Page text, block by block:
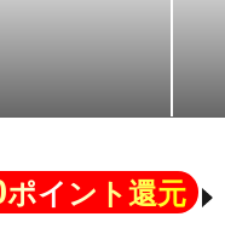
ポイント還元